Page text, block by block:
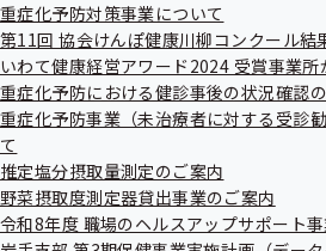
重症化予防対策事業について
第11回 協会けんぽ健康川柳コンクール結
いわて健康経営アワード2024 受賞事業所
重症化予防における健診事後の状況確認
重症化予防事業（未治療者に対する受診
て
推定塩分摂取量測定のご案内
野菜摂取度測定器貸出事業のご案内
令和8年度 職場のヘルスアップサポート事
重症化予防対策事業について
第11回 協会けんぽ健康川柳
結果発表